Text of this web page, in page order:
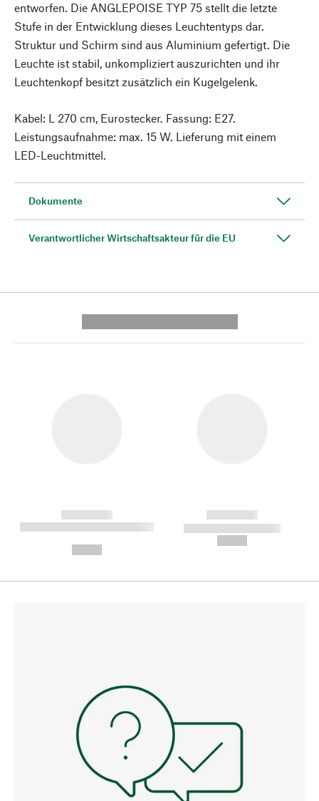
entworfen. Die ANGLEPOISE TYP 75 stellt die letzte
Stufe in der Entwicklung dieses Leuchtentyps dar.
Struktur und Schirm sind aus Aluminium gefertigt. Die
Leuchte ist stabil, unkompliziert auszurichten und ihr
Leuchtenkopf besitzt zusätzlich ein Kugelgelenk.
Kabel: L 270 cm, Eurostecker. Fassung: E27.
Leistungsaufnahme: max. 15 W. Lieferung mit einem
LED-Leuchtmittel.
Dokumente
Verantwortlicher Wirtschaftsakteur für die EU
------------
----------- ----------- --------
------------
----------- -----------